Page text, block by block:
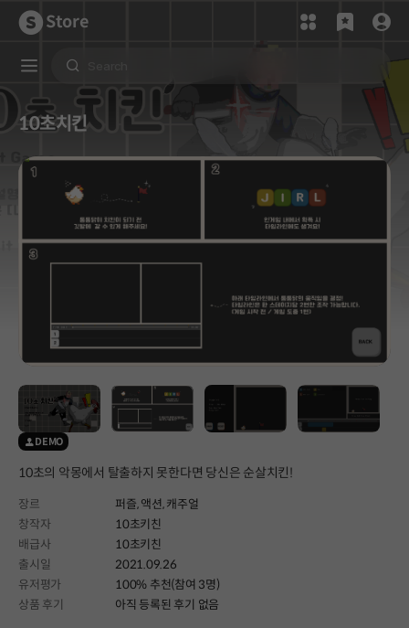
Store
10초치킨
DEMO
10초의 악몽에서 탈출하지 못한다면 당신은 순살치킨!
장르 퍼즐,액션,캐주얼
창작자
10초키친
배급사
10초키친
출시일
2021.09.26
유저평가
100% 추천(참여 3명)
상품 후기
아직 등록된 후기 없음